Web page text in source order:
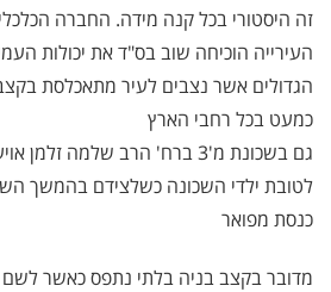
זה היסטורי בכל קנה מידה. החברה
העירייה הוכיחה שוב בס"ד את יכולות
הגדולים אשר נצבים לעיר מתאכלסת
כמעט בכל רחבי הארץ
לטובת ילדי השכונה כשלצידם בהמשך
כנסת מפואר
מדובר בקצב בניה בלתי נתפס כאשר